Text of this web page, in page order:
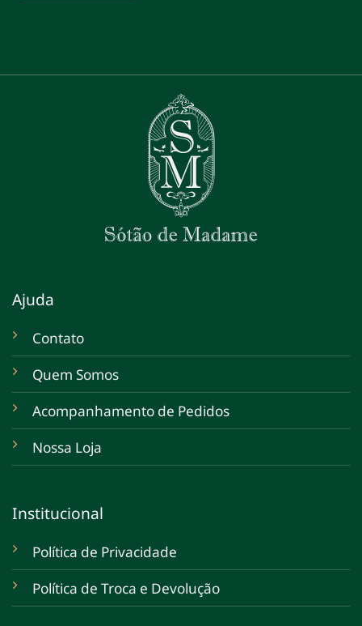
Ajuda
Contato
Quem Somos
Acompanhamento de Pedidos
Nossa Loja
Institucional
Política de Privacidade
Política de Troca e Devolução